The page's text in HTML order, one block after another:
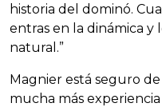
historia del dominó.
entras en la dinámica y
natural.”
Magnier está seguro
mucha más